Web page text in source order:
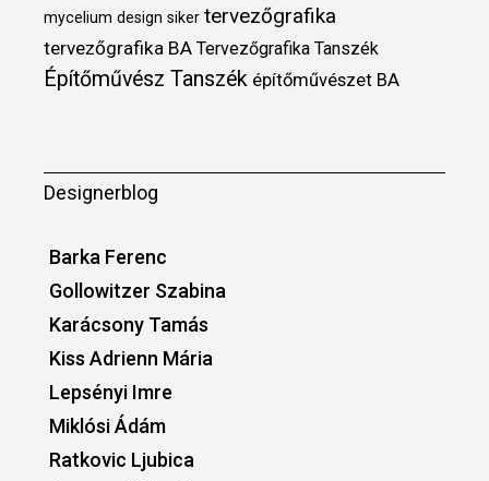
mycelium design siker tervezőgrafika
tervezőgrafika BA Tervezőgrafika Tanszék
Építőművész Tanszék építőművészet BA
Designerblog
Barka Ferenc
Gollowitzer Szabina
Karácsony Tamás
Kiss Adrienn Mária
Lepsényi Imre
Miklósi Ádám
Ratkovic Ljubica